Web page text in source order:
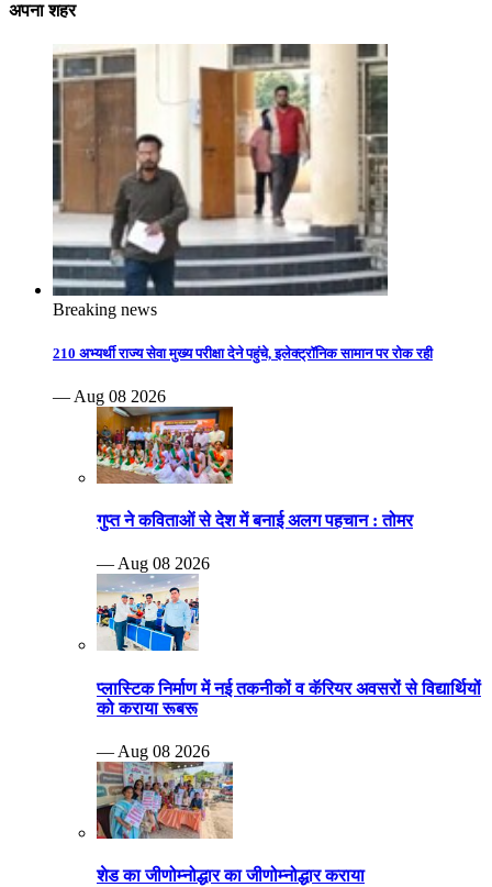
अपना शहर
Breaking news
210 अभ्यर्थी राज्य सेवा मुख्य परीक्षा देने पहुंचे, इलेक्ट्रॉनिक सामान पर रोक रही
— Aug 08 2026
गुप्त ने कविताओं से देश में बनाई अलग पहचान : तोमर
— Aug 08 2026
प्लास्टिक निर्माण में नई तकनीकों व कॅरियर अवसरों से विद्यार्थियों
को कराया रूबरू
— Aug 08 2026
शेड का जीणोम्नोद्धार का जीणोम्नोद्धार कराया